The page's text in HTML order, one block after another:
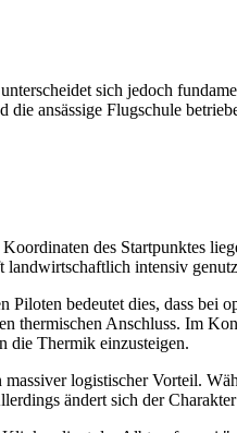
sich jedoch
die ansässige Flugschule
des Startpunktes
intensiv
bedeutet dies, dass
thermischen Anschluss. Im
die Thermik einzusteigen.
logistischer Vorteil.
ändert sich der